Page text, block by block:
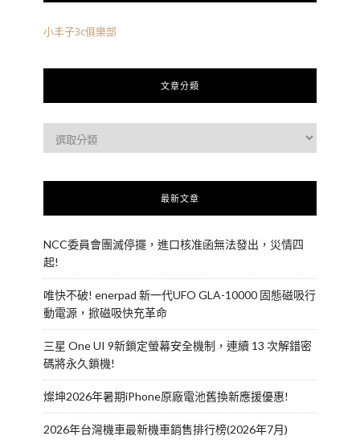
小丰子3c俱樂部
文章分類
最新文章
NCC委員會團滅停擺，進口核准函無法發出，災情四
起!
唯快不破! enerpad 新一代UFO GLA-10000 固態磁吸行
動電源，掀磁吸快充革命
三星 One UI 9新鎖定螢幕安全機制，連續 13 次解錯密
碼將永久鎖機!
燦坤2026年暑期iPhone原廠電池舊換新應援優惠!
2026年台灣機車最新機車銷售排行榜(2026年7月)